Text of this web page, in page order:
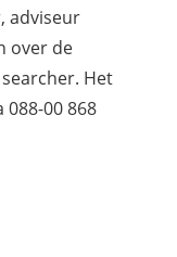
adviseur
over de
Het
00 868